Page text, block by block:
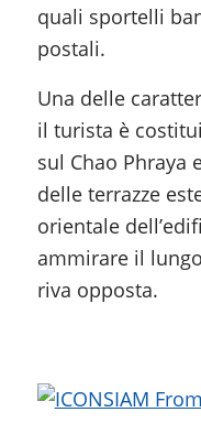
quali sportelli
postali.
Una delle
il turista è
sul Chao Phraya
delle terrazze
orientale
ammirare il
riva opposta.